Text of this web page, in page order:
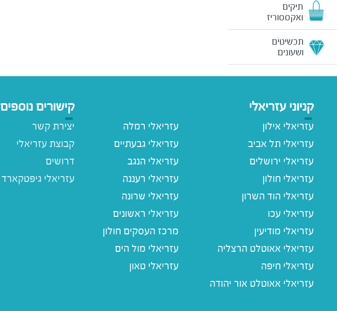
תיקים
ואקססוריז
תכשיטים
ושעונים
קניוני עזריאלי
עזריאלי אילון
עזריאלי תל אביב
עזריאלי ירושלים
עזריאלי חולון
עזריאלי הוד השרון
עזריאלי עכו
עזריאלי מודיעין
עזריאלי אאוטלט הרצליה
עזריאלי חיפה
עזריאלי אאוטלט אור יהודה
עזריאלי רמלה
עזריאלי גבעתיים
עזריאלי הנגב
עזריאלי רעננה
עזריאלי שרונה
עזריאלי ראשונים
מרכז העסקים חולון
עזריאלי מול הים
עזריאלי טאון
קישורים נוספים
יצירת קשר
קבוצת עזריאלי
דרושים